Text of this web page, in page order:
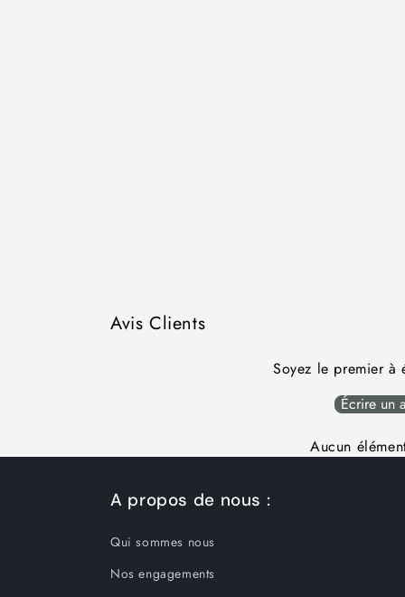
Avis Clients
Soyez le premier à
Écrire un
Aucun
A propos de nous :
Qui sommes nous
Nos engagements